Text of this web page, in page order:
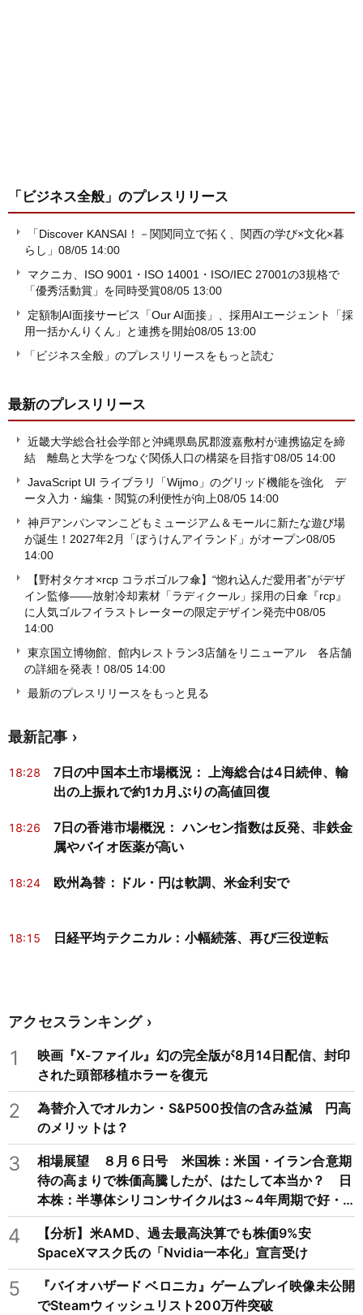
「ビジネス全般」 のプレスリリース
「Discover KANSAI！－関関同立で拓く、関西の学び×文化×暮
らし」 08/05 14:00
マクニカ、ISO 9001・ISO 14001・ISO/IEC 27001の3規格で
「優秀活動賞」を同時受賞08/05 13:00
定額制AI面接サービス「Our AI面接」、採用AIエージェント「採
用一括かんりくん」と連携を開始08/05 13:00
「ビジネス全般」のプレスリリースをもっと読む
最新のプレスリリース
近畿大学総合社会学部と沖縄県島尻郡渡嘉敷村が連携協定を締
結 離島と大学をつなぐ関係人口の構築を目指す08/05 14:00
JavaScript UI ライブラリ「Wijmo」のグリッド機能を強化 デ
ータ入力・編集・閲覧の利便性が向上08/05 14:00
神戸アンパンマンこどもミュージアム＆モールに新たな遊び場
が誕生！2027年2月「ぼうけんアイランド」がオープン08/05
14:00
【野村タケオ×rcp コラボゴルフ傘】“惚れ込んだ愛用者”がデザ
イン監修――放射冷却素材「ラディクール」採用の日傘『rcp』
に人気ゴルフイラストレーターの限定デザイン発売中08/05
14:00
東京国立博物館、館内レストラン3店舗をリニューアル 各店舗
の詳細を発表！ 08/05 14:00
最新のプレスリリースをもっと見る
最新記事
18:28
7日の中国本土市場概況： 上海総合は4日続伸、輸
出の上振れで約1カ月ぶりの高値回復
18:26
7日の香港市場概況： ハンセン指数は反発、非鉄金
属やバイオ医薬が高い
18:24 欧州為替：ドル・円は軟調、米金利安で
18:15 日経平均テクニカル：小幅続落、再び三役逆転
アクセスランキング
1
映画『X-ファイル』幻の完全版が8月14日配信、封印
された頭部移植ホラーを復元
2
為替介入でオルカン・S&P500投信の含み益減 円高
のメリットは？
3
相場展望 ８月６日号 米国株：米国・イラン合意期
待の高まりで株価高騰したが、はたして本当か？ 日
本株：半導体シリコンサイクルは3～4年周期で好・
不況を繰り返すため注意
4
【分析】米AMD、過去最高決算でも株価9%安
SpaceXマスク氏の「Nvidia一本化」宣言受け
5
『バイオハザード ベロニカ』ゲームプレイ映像未公開
でSteamウィッシュリスト200万件突破